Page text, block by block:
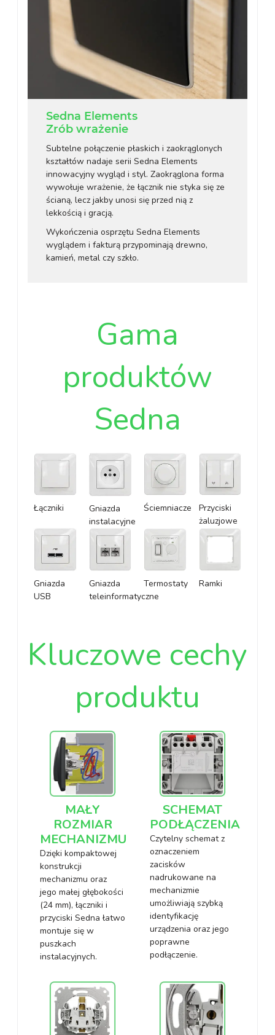
Sedna Elements
Zrób wrażenie
Subtelne połączenie płaskich i zaokrąglonych
kształtów nadaje serii Sedna Elements
innowacyjny wygląd i styl. Zaokrąglona forma
wywołuje wrażenie, że łącznik nie styka się ze
ścianą, lecz jakby unosi się przed nią z
lekkością i gracją.
Wykończenia osprzętu Sedna Elements
wyglądem i fakturą przypominają drewno,
kamień, metal czy szkło.
Gama
produktów
Sedna
Łączniki
Gniazda
instalacyjne
Ściemniacze
Przyciski
żaluzjowe
Gniazda
USB
Gniazda
teleinformatyczne
Termostaty Ramki
Kluczowe cechy
produktu
MAŁY
ROZMIAR
MECHANIZMU
Dzięki kompaktowej
konstrukcji
mechanizmu oraz
jego małej głębokości
(24 mm), łączniki i
przyciski Sedna łatwo
montuje się w
puszkach
instalacyjnych.
SCHEMAT
PODŁĄCZENIA
Czytelny schemat z
oznaczeniem
zacisków
nadrukowane na
mechanizmie
umożliwiają szybką
identyfikację
urządzenia oraz jego
poprawne
podłączenie.